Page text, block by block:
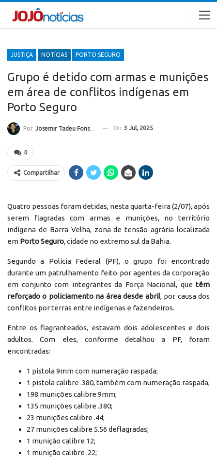
JUSTIÇA NOTÍCIAS PORTO SEGURO
Grupo é detido com armas e munições
em área de conflitos indígenas em
Porto Seguro
Por Josemir Tadeu Fonseca On 3 Jul, 2025
0
Compartilhar
Quatro pessoas foram detidas, nesta quarta-feira (2/07), após
serem flagradas com armas e munições, no território
indígena de Barra Velha, zona de tensão agrária localizada
em Porto Seguro, cidade no extremo sul da Bahia.
Segundo a Polícia Federal (PF), o grupo foi encontrado
durante um patrulhamento feito por agentes da corporação
em conjunto com integrantes da Força Nacional, que têm
reforçado o policiamento na área desde abril, por causa dos
conflitos por terras entre indígenas e fazendeiros.
Entre os flagranteados, estavam dois adolescentes e dois
adultos. Com eles, conforme detalhou a PF, foram
encontradas:
1 pistola 9mm com numeração raspada;
1 pistola calibre .380, também com numeração raspada;
198 munições calibre 9mm;
135 munições calibre .380;
23 munições calibre .44;
27 munições calibre 5.56 deflagradas;
1 munição calibre 12;
1 munição calibre .22;